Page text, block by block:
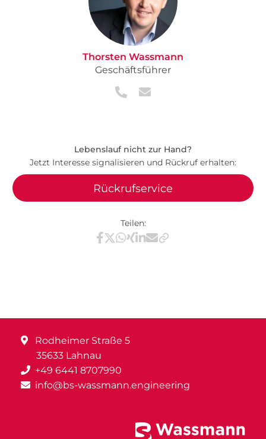
Thorsten Wassmann
Geschäftsführer
Lebenslauf nicht zur Hand?
Jetzt Interesse signalisieren und Rückruf erhalten:
Rückrufservice
Teilen:
Teilen via Facebook
Teilen via X / Twitter
Teilen via WhatsApp
Teilen via Xing
Teilen via LinkedIn
Teilen via E-Mail
Rodheimer Straße 5
35633 Lahnau
+49 6441 8707990
info@bs-wassmann.engineering